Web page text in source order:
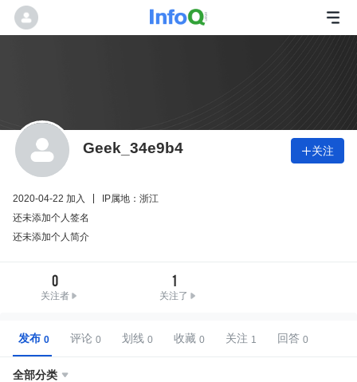
Geek_34e9b4 关注
2020-04-22 加入
IP属地：浙江
还未添加个人签名
还未添加个人简介
0
关注者
1
关注了
发布 评论 划线 收藏 关注 回答
全部分类 